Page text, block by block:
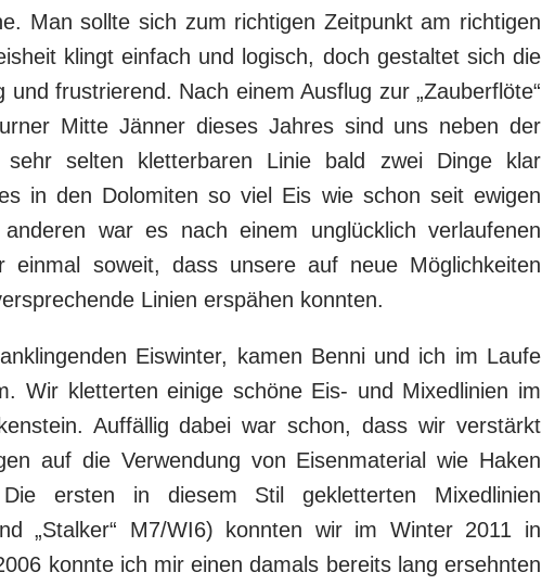
Man sollte sich zum richtigen Zeitpunkt am richtigen
klingt einfach und logisch, doch gestaltet sich die
frustrierend. Nach einem Ausflug zur „Zauberflöte“
Mitte Jänner dieses Jahres sind uns neben der
sehr selten kletterbaren Linie bald zwei Dinge klar
in den Dolomiten so viel Eis wie schon seit ewigen
war es nach einem unglücklich verlaufenen
einmal soweit, dass unsere auf neue Möglichkeiten
Linien erspähen konnten.
Eiswinter, kamen Benni und ich im Laufe
Wir kletterten einige schöne Eis- und Mixedlinien im
Auffällig dabei war schon, dass wir verstärkt
auf die Verwendung von Eisenmaterial wie Haken
ersten in diesem Stil gekletterten Mixedlinien
„Stalker“ M7/WI6) konnten wir im Winter 2011 in
konnte ich mir einen damals bereits lang ersehnten